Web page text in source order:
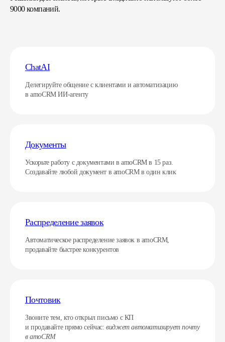
9000 компаний.
ChatAI
Делегируйте общение с клиентами и автоматизацию
в amoCRM ИИ-агенту
Документы
Ускорьте работу с документами в amoCRM в 15 раз.
Создавайте любой документ в amoCRM в один клик
Распределение заявок
Автоматическое распределение заявок в amoCRM,
продавайте быстрее конкурентов
Почтовик
Звоните тем, кто открыл письмо с КП
и продавайте прямо сейчас:виджет автоматизирует почту
в amoCRM